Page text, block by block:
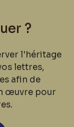
?
l'héritage
lettres,
afin de
œuvre pour